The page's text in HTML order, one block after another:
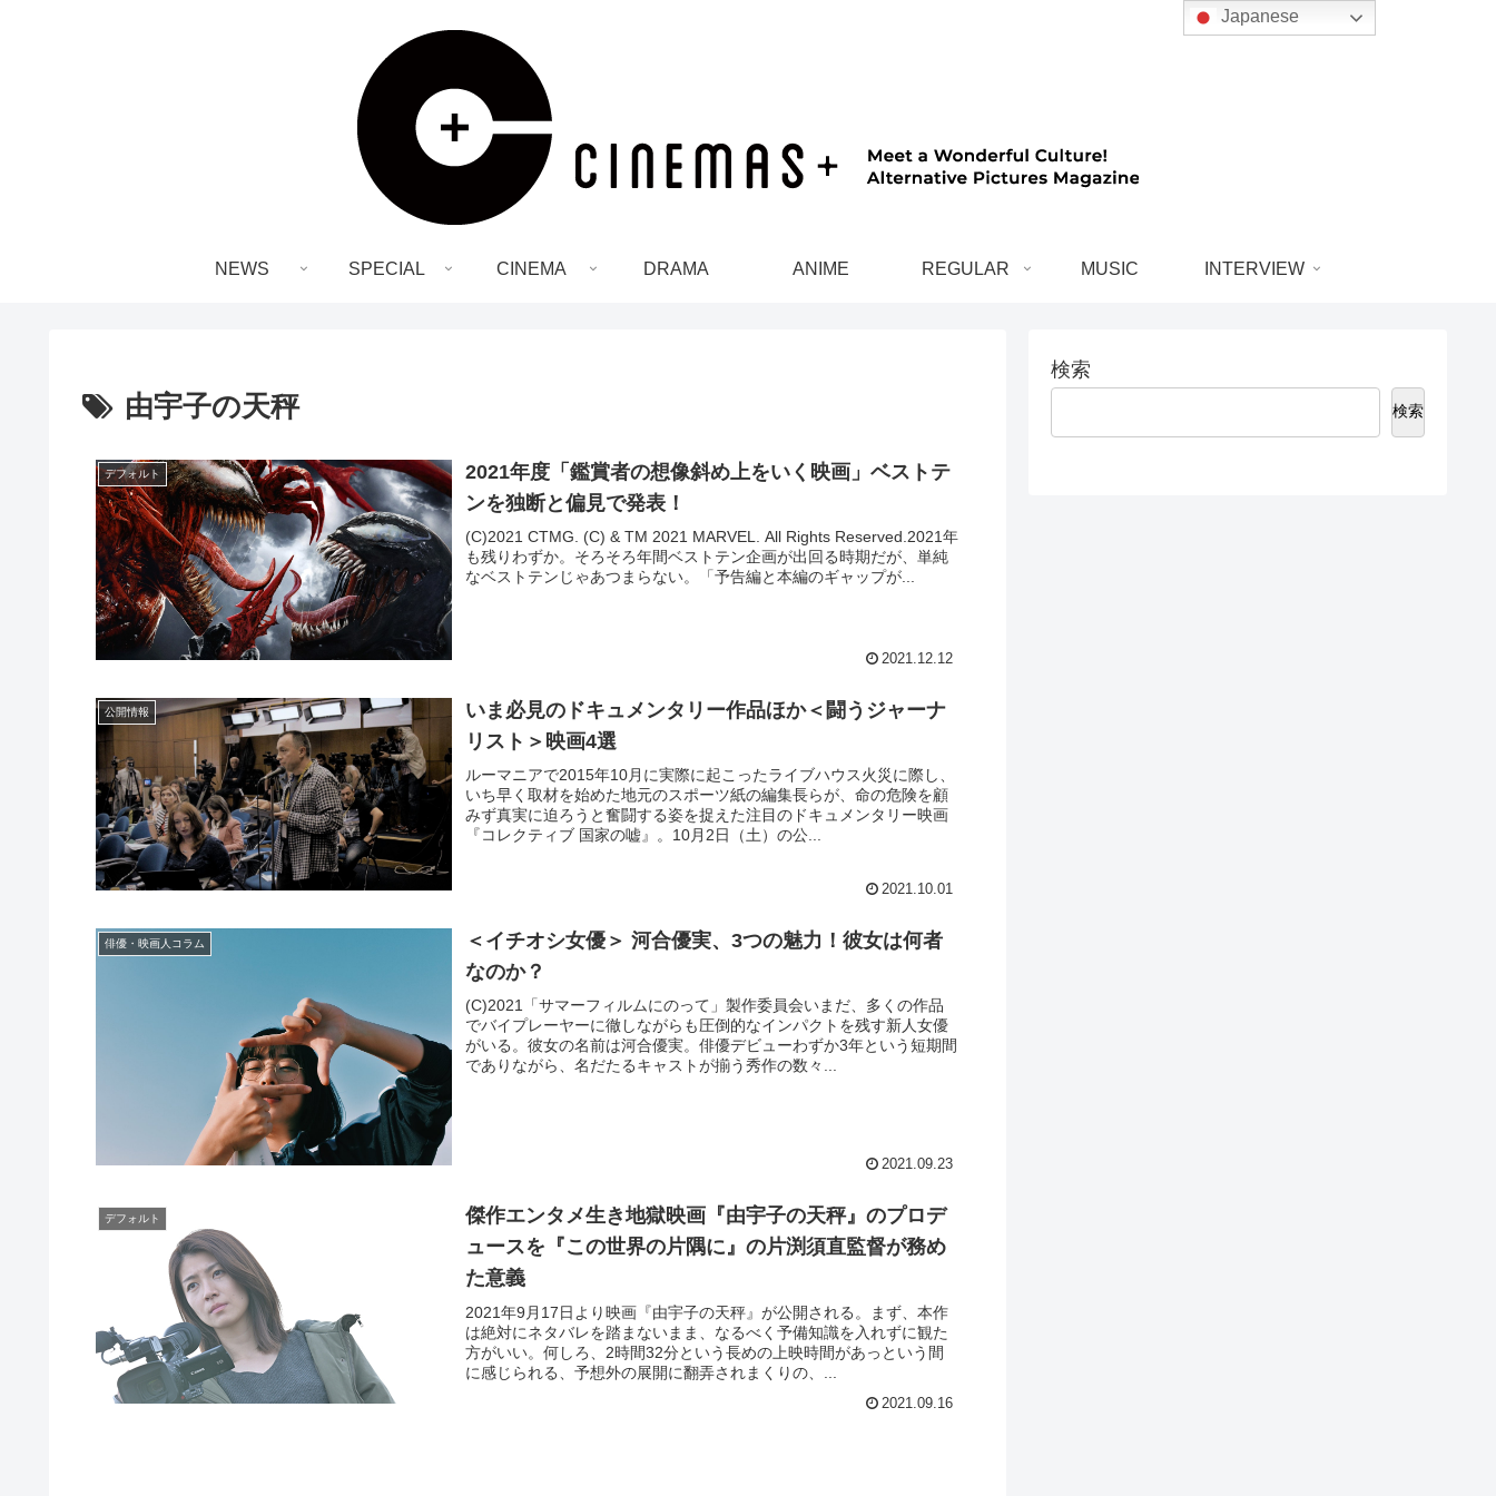
NEWS SPECIAL CINEMA DRAMA ANIME REGULAR MUSIC INTERVIEW
由宇子の天秤
デフォルト
2021年度「鑑賞者の想像斜め上をいく映画」ベストテ
ンを独断と偏見で発表！
(C)2021 CTMG. (C) & TM 2021 MARVEL. All Rights Reserved.2021年
も残りわずか。そろそろ年間ベストテン企画が出回る時期だが、単純
なベストテンじゃあつまらない。「予告編と本編のギャップが...
2021.12.12
公開情報
いま必見のドキュメンタリー作品ほか＜闘うジャーナ
リスト＞映画4選
ルーマニアで2015年10月に実際に起こったライブハウス火災に際し、
いち早く取材を始めた地元のスポーツ紙の編集長らが、命の危険を顧
みず真実に迫ろうと奮闘する姿を捉えた注目のドキュメンタリー映画
『コレクティブ 国家の嘘』。10月2日（土）の公...
2021.10.01
俳優・映画人コラム
＜イチオシ女優＞ 河合優実、3つの魅力！彼女は何者
なのか？
(C)2021「サマーフィルムにのって」製作委員会いまだ、多くの作品
でバイプレーヤーに徹しながらも圧倒的なインパクトを残す新人女優
がいる。彼女の名前は河合優実。俳優デビューわずか3年という短期間
でありながら、名だたるキャストが揃う秀作の数々...
2021.09.23
デフォルト
傑作エンタメ生き地獄映画『由宇子の天秤』のプロデ
ュースを『この世界の片隅に』の片渕須直監督が務め
た意義
2021年9月17日より映画『由宇子の天秤』が公開される。まず、本作
は絶対にネタバレを踏まないまま、なるべく予備知識を入れずに観た
方がいい。何しろ、2時間32分という長めの上映時間があっという間
に感じられる、予想外の展開に翻弄されまくりの、...
2021.09.16
検索
検索
Japanese